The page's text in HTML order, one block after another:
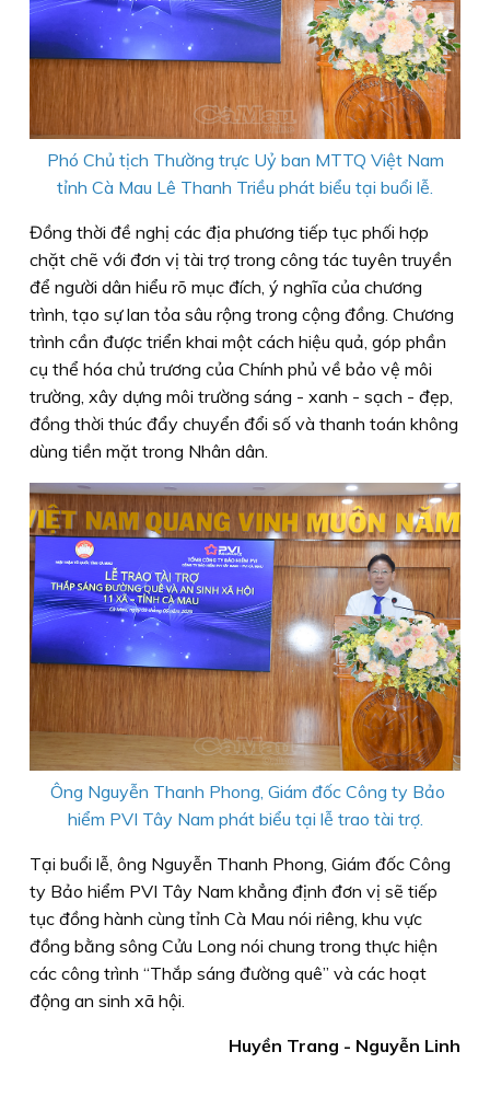
Phó Chủ tịch Thường trực Uỷ ban MTTQ Việt Nam
tỉnh Cà Mau Lê Thanh Triều phát biểu tại buổi lễ.
Đồng thời đề nghị các địa phương tiếp tục phối hợp
chặt chẽ với đơn vị tài trợ trong công tác tuyên truyền
để người dân hiểu rõ mục đích, ý nghĩa của chương
trình, tạo sự lan tỏa sâu rộng trong cộng đồng. Chương
trình cần được triển khai một cách hiệu quả, góp phần
cụ thể hóa chủ trương của Chính phủ về bảo vệ môi
trường, xây dựng môi trường sáng - xanh - sạch - đẹp,
đồng thời thúc đẩy chuyển đổi số và thanh toán không
dùng tiền mặt trong Nhân dân.
Ông Nguyễn Thanh Phong, Giám đốc Công ty Bảo
hiểm PVI Tây Nam phát biểu tại lễ trao tài trợ.
Tại buổi lễ, ông Nguyễn Thanh Phong, Giám đốc Công
ty Bảo hiểm PVI Tây Nam khẳng định đơn vị sẽ tiếp
tục đồng hành cùng tỉnh Cà Mau nói riêng, khu vực
đồng bằng sông Cửu Long nói chung trong thực hiện
các công trình “Thắp sáng đường quê” và các hoạt
động an sinh xã hội.
Huyền Trang - Nguyễn Linh